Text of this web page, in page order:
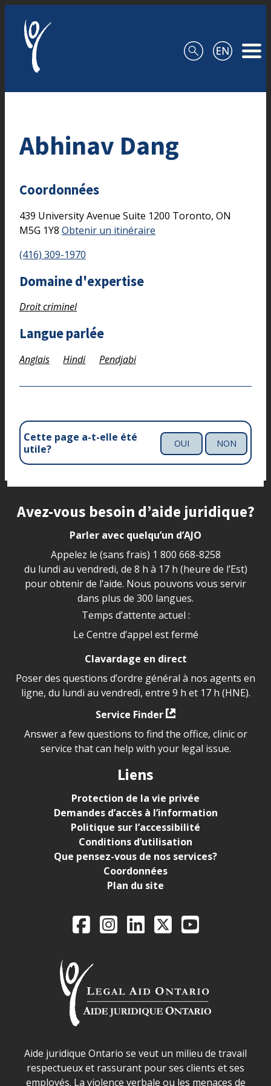
Abhinav Dang
Coordonnées
439 University Avenue Suite 1200 Toronto, ON
M5G 1Y8 Obtenir un itinéraire
(416) 309-1970
Domaine d'expertise
Droit criminel
Langue parlée
Anglais Hindi Pendjabi
Cette page a-t-elle été
utile?
OUI NON
Site footer
Avez-vous besoin d’aide juridique?
Parler avec quelqu’un d’AJO
Appelez le (sans frais) 1 800 668-8258
du lundi au vendredi, de 8 h à 17 h (heure de l’Est)
pour obtenir de l’aide. Nous pouvons vous servir
dans plus de 300 langues.
Temps d’attente actuel :
Le Centre d’appel est fermé
Clavardage en direct
Poser des questions d’ordre général à nos agents en
ligne, du lundi au vendredi, entre 9 h et 17 h (HNE).
Service Finder
Answer a few questions to find the office, clinic or
service that can help with your legal issue.
Liens
Protection de la vie privée
Demandes d’accès à l’information
Politique sur l’accessibilité
Conditions d’utilisation
Que pensez-vous de nos services?
Coordonnées
Plan du site
Legal Aid Ontario
FacebookInstagram
LinkedIn
X YouTube
Déclaration sur la sécurité dans les locaux d'AJO.
Aide juridique Ontario se veut un milieu de travail
respectueux et rassurant pour ses clients et ses
employés. La violence verbale ou les menaces de